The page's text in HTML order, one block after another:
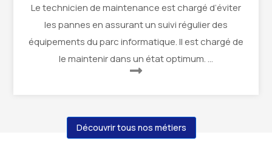
Le technicien de maintenance est chargé d’éviter
les pannes en assurant un suivi régulier des
équipements du parc informatique. Il est chargé de
le maintenir dans un état optimum. …
Découvrir tous nos métiers